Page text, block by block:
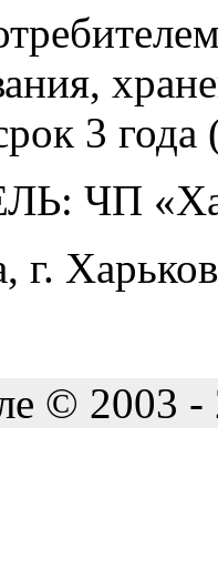
3 года
ЧП
г.
© 2003 -